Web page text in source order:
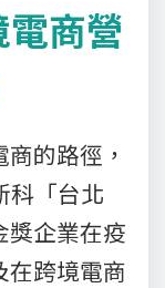
商營
的路徑，
科「台北
獎企業在疫
在跨境電商